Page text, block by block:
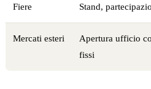
Fiere Stand,
Mercati esteri
Apertura ufficio
fissi